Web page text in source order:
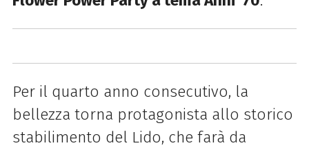
Per il quarto anno consecutivo, la
bellezza torna protagonista allo storico
stabilimento del Lido, che farà da